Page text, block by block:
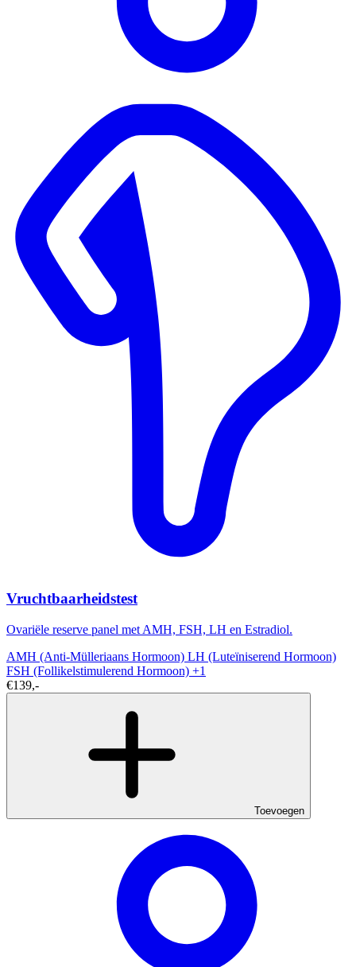
Vruchtbaarheidstest
Ovariële reserve panel met AMH, FSH, LH en Estradiol.
AMH (Anti-Mülleriaans Hormoon) LH (Luteïniserend Hormoon)
FSH (Follikelstimulerend Hormoon) +1
€139,-
Toevoegen